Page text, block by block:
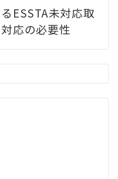
ESSTA未対応取
応の必要性